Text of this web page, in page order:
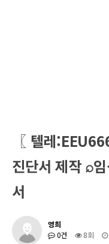
〖 텔레
진단서 제작 ⌕
서
영희
0건
8회